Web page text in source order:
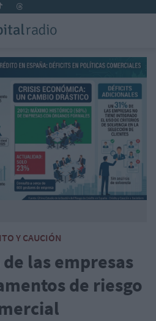
Y CAUCIÓN
las empresas
de riesgo